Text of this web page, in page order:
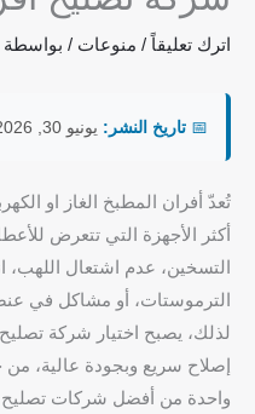
اترك تعليقاً / منوعات / بواسطة
📅 تاريخ النشر: يونيو 30, 2026
تُعدّ أفران المطبخ الغاز او
أكثر الأجهزة التي تتعرض
التسخين، عدم اشتعال اللهب،
الترموستات، أو مشاكل في
لذلك، يصبح اختيار شركة
إصلاح سريع وبجودة عالية،
واحدة من أفضل شركات تصليح